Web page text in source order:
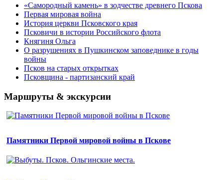
«Самородный камень» в зодчестве древнего Пскова
Первая мировая война
История церкви Псковского края
Псковичи в истории Российского флота
Княгиня Ольга
О разрушениях в Пушкинском заповеднике в годы
войны
Псков на старых открытках
Псковщина - партизанский край
Маршруты & экскурсии
Памятники Первой мировой войны в Пскове